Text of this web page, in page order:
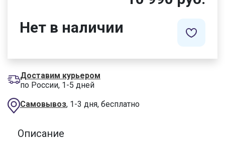
Нет в наличии
Доставим курьером
по России, 1-5 дней
Самовывоз, 1-3 дня, бесплатно
Описание